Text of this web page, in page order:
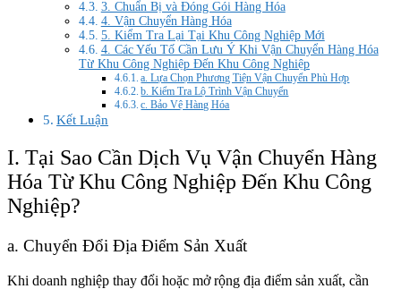
3. Chuẩn Bị và Đóng Gói Hàng Hóa
4. Vận Chuyển Hàng Hóa
5. Kiểm Tra Lại Tại Khu Công Nghiệp Mới
4. Các Yếu Tố Cần Lưu Ý Khi Vận Chuyển Hàng Hóa
Từ Khu Công Nghiệp Đến Khu Công Nghiệp
a. Lựa Chọn Phương Tiện Vận Chuyển Phù Hợp
b. Kiểm Tra Lộ Trình Vận Chuyển
c. Bảo Vệ Hàng Hóa
Kết Luận
I. Tại Sao Cần Dịch Vụ Vận Chuyển Hàng
Hóa Từ Khu Công Nghiệp Đến Khu Công
Nghiệp?
a. Chuyển Đổi Địa Điểm Sản Xuất
Khi doanh nghiệp thay đổi hoặc mở rộng địa điểm sản xuất, cần